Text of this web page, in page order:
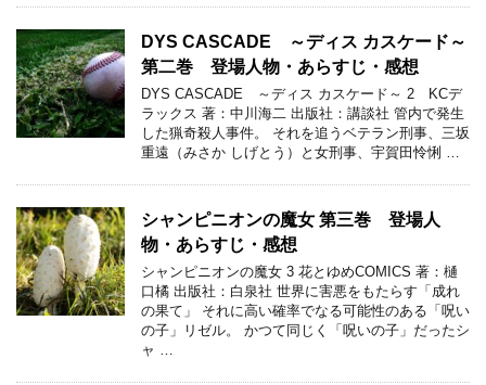
DYS CASCADE ～ディス カスケード～
第二巻 登場人物・あらすじ・感想
DYS CASCADE ～ディス カスケード～ 2 KCデ
ラックス 著：中川海二 出版社：講談社 管内で発生
した猟奇殺人事件。 それを追うベテラン刑事、三坂
重遠（みさか しげとう）と女刑事、宇賀田怜悧 …
シャンピニオンの魔女 第三巻 登場人
物・あらすじ・感想
シャンピニオンの魔女 3 花とゆめCOMICS 著：樋
口橘 出版社：白泉社 世界に害悪をもたらす「成れ
の果て」 それに高い確率でなる可能性のある「呪い
の子」リゼル。 かつて同じく「呪いの子」だったシ
ャ …